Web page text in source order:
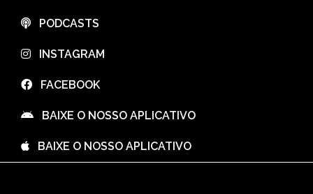
⠀PODCASTS
⠀INSTAGRAM
⠀FACEBOOK
⠀BAIXE O NOSSO APLICATIVO
⠀BAIXE O NOSSO APLICATIVO